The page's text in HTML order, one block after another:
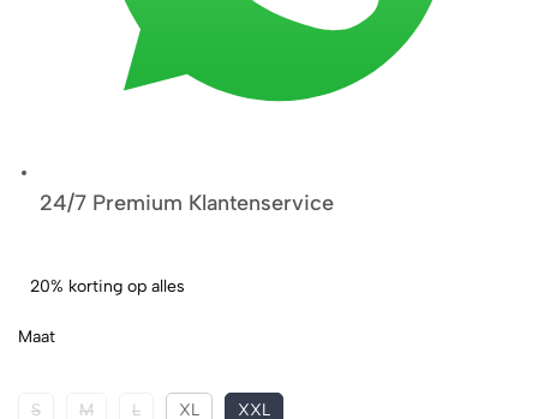
24/7 Premium Klantenservice
20% korting op alles
Maat
S M L XL XXL